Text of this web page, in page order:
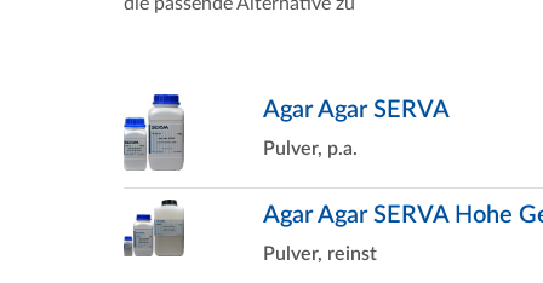
die passende Alternative zu
Agar Agar SERVA
Pulver, p.a.
Agar Agar SERVA Hohe
Pulver, reinst